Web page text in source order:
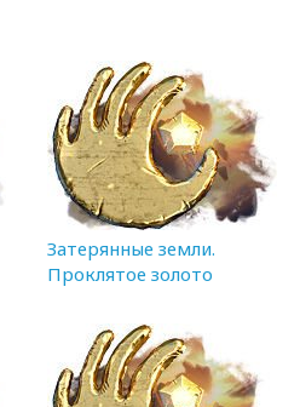
Затерянные земли.
Проклятое золото